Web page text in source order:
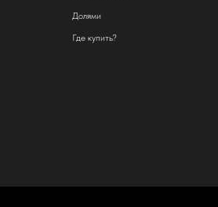
Долями
Где купить?